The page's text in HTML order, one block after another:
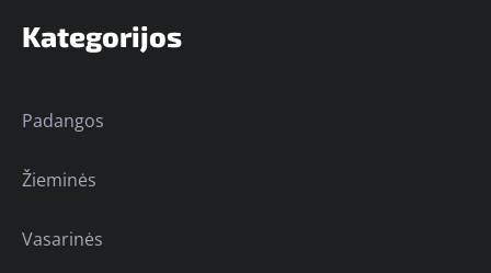
Kategorijos
Padangos
Žieminės
Vasarinės